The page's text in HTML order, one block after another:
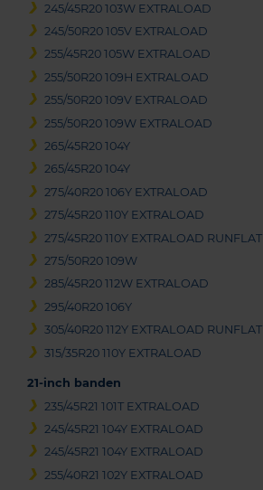
245/45R20 103W EXTRALOAD
245/50R20 105V EXTRALOAD
255/45R20 105W EXTRALOAD
255/50R20 109H EXTRALOAD
255/50R20 109V EXTRALOAD
255/50R20 109W EXTRALOAD
265/45R20 104Y
265/45R20 104Y
275/40R20 106Y EXTRALOAD
275/45R20 110Y EXTRALOAD
275/45R20 110Y EXTRALOAD RUNFLAT
275/50R20 109W
285/45R20 112W EXTRALOAD
295/40R20 106Y
305/40R20 112Y EXTRALOAD RUNFLAT
315/35R20 110Y EXTRALOAD
21-inch banden
235/45R21 101T EXTRALOAD
245/45R21 104Y EXTRALOAD
245/45R21 104Y EXTRALOAD
255/40R21 102Y EXTRALOAD